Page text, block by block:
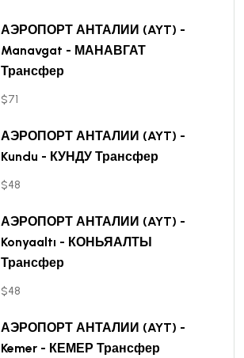
АЭРОПОРТ АНТАЛИИ (AYT) -
Manavgat - МАНАВГАТ
Трансфер
$71
АЭРОПОРТ АНТАЛИИ (AYT) -
Kundu - КУНДУ Трансфер
$48
АЭРОПОРТ АНТАЛИИ (AYT) -
Konyaaltı - КОНЬЯАЛТЫ
Трансфер
$48
АЭРОПОРТ АНТАЛИИ (AYT) -
Kemer - КЕМЕР Трансфер